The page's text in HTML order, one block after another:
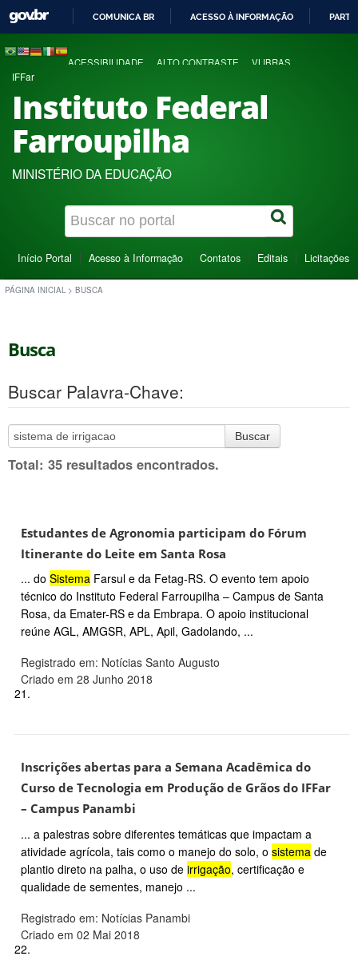
COMUNICA BR ACESSO À INFORMAÇÃO
ACESSIBILIDADE ALTO CONTRASTE VLIBRAS
IFFar
Instituto Federal
Farroupilha
MINISTÉRIO DA EDUCAÇÃO
Início Portal Acesso à Informação Contatos Editais Licitações
PÁGINA INICIAL > BUSCA
Busca
Buscar Palavra-Chave:
Buscar
Total: 35 resultados encontrados.
Estudantes de Agronomia participam do Fórum
Itinerante do Leite em Santa Rosa
... do Sistema Farsul e da Fetag-RS. O evento tem apoio
técnico do Instituto Federal Farroupilha – Campus de Santa
Rosa, da Emater-RS e da Embrapa. O apoio institucional
reúne AGL, AMGSR, APL, Apil, Gadolando, ...
Registrado em: Notícias Santo Augusto
Criado em 28 Junho 2018
21.
Inscrições abertas para a Semana Acadêmica do
Curso de Tecnologia em Produção de Grãos do IFFar
– Campus Panambi
... a palestras sobre diferentes temáticas que impactam a
atividade agrícola, tais como o manejo do solo, o sistema de
plantio direto na palha, o uso de irrigação, certificação e
qualidade de sementes, manejo ...
Registrado em: Notícias Panambi
Criado em 02 Mai 2018
22.